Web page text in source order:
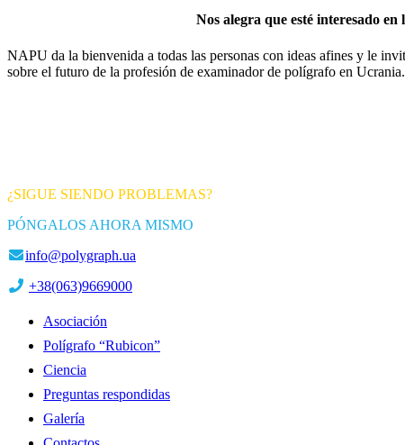
Nos alegra que esté interesado
NAPU da la bienvenida a todas las personas con ideas afines y le
sobre el futuro de la profesión de examinador de polígrafo en Ucrania.
¿SIGUE SIENDO PROBLEMAS?
PÓNGALOS AHORA MISMO
info@polygraph.ua
+38(063)9669000
Asociación
Polígrafo “Rubicon”
Ciencia
Preguntas respondidas
Galería